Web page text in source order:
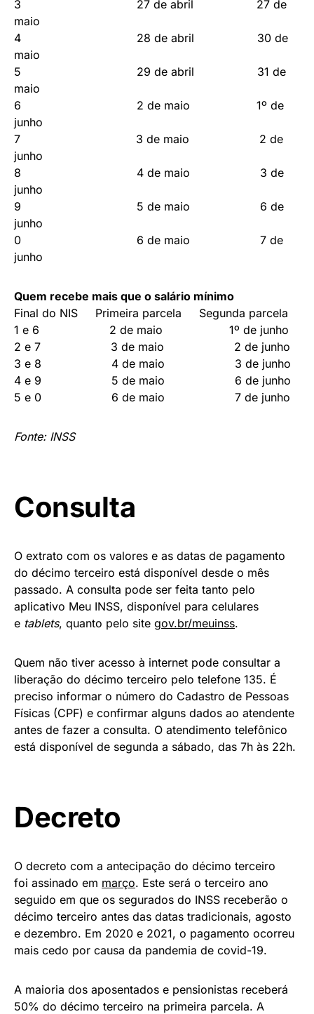
3 27 de abril 27 de
maio
4 28 de abril 30 de
maio
5 29 de abril 31 de
maio
6 2 de maio 1º de
junho
7 3 de maio 2 de
junho
8 4 de maio 3 de
junho
9 5 de maio 6 de
junho
0 6 de maio 7 de
junho
Quem recebe mais que o salário mínimo
Final do NIS Primeira parcela Segunda parcela
1 e 6 2 de maio 1º de junho
2 e 7 3 de maio 2 de junho
3 e 8 4 de maio 3 de junho
4 e 9 5 de maio 6 de junho
5 e 0 6 de maio 7 de junho
Fonte: INSS
Consulta
O extrato com os valores e as datas de pagamento
do décimo terceiro está disponível desde o mês
passado. A consulta pode ser feita tanto pelo
aplicativo Meu INSS, disponível para celulares
e tablets, quanto pelo site gov.br/meuinss.
Quem não tiver acesso à internet pode consultar a
liberação do décimo terceiro pelo telefone 135. É
preciso informar o número do Cadastro de Pessoas
Físicas (CPF) e confirmar alguns dados ao atendente
antes de fazer a consulta. O atendimento telefônico
está disponível de segunda a sábado, das 7h às 22h.
Decreto
O decreto com a antecipação do décimo terceiro
foi assinado em março. Este será o terceiro ano
seguido em que os segurados do INSS receberão o
décimo terceiro antes das datas tradicionais, agosto
e dezembro. Em 2020 e 2021, o pagamento ocorreu
mais cedo por causa da pandemia de covid-19.
A maioria dos aposentados e pensionistas receberá
50% do décimo terceiro na primeira parcela. A